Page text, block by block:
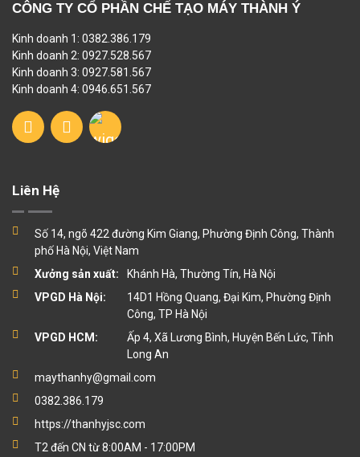
CÔNG TY CỔ PHẦN CHẾ TẠO MÁY THÀNH Ý
Kinh doanh 1: 0382.386.179
Kinh doanh 2: 0927.528.567
Kinh doanh 3: 0927.581.567
Kinh doanh 4: 0946.651.567
Liên Hệ
Số 14, ngõ 422 đường Kim Giang, Phường Định Công, Thành
phố Hà Nội, Việt Nam
Xưởng sản xuất:
Khánh Hà, Thường Tín, Hà Nội
VPGD Hà Nội:
14D1 Hồng Quang, Đại Kim, Phường Định
Công, TP Hà Nội
VPGD HCM:
Ấp 4, Xã Lương Bình, Huyện Bến Lức, Tỉnh
Long An
maythanhy@gmail.com
0382.386.179
https://thanhyjsc.com
T2 đến CN từ 8:00AM - 17:00PM